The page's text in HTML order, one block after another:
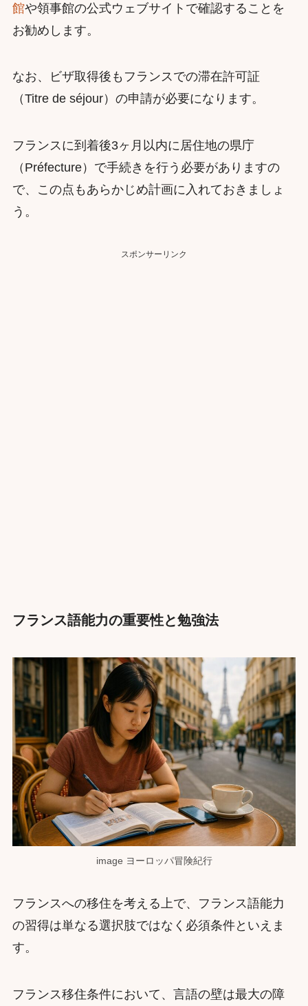
館や領事館の公式ウェブサイトで確認することを
お勧めします。
なお、ビザ取得後もフランスでの滞在許可証
（Titre de séjour）の申請が必要になります。
フランスに到着後3ヶ月以内に居住地の県庁
（Préfecture）で手続きを行う必要がありますの
で、この点もあらかじめ計画に入れておきましょ
う。
スポンサーリンク
フランス語能力の重要性と勉強法
image ヨーロッパ冒険紀行
フランスへの移住を考える上で、フランス語能力
の習得は単なる選択肢ではなく必須条件といえま
す。
フランス移住条件において、言語の壁は最大の障